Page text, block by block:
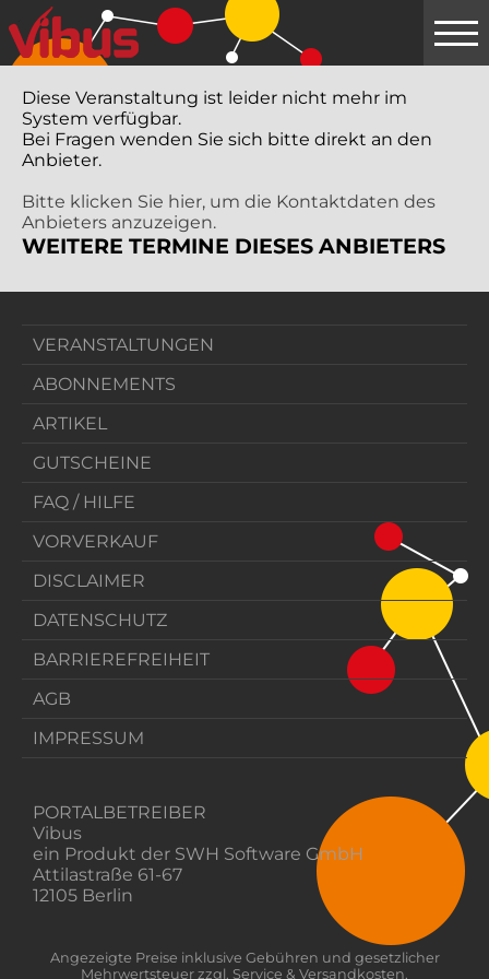
Springe
zum
Hauptinhalt
Diese Veranstaltung ist leider nicht mehr im
System verfügbar.
Bei Fragen wenden Sie sich bitte direkt an den
Anbieter.
Bitte klicken Sie hier, um die Kontaktdaten des
Anbieters anzuzeigen.
WEITERE TERMINE DIESES ANBIETERS
VERANSTALTUNGEN
ABONNEMENTS
ARTIKEL
GUTSCHEINE
FAQ / HILFE
VORVERKAUF
DISCLAIMER
DATENSCHUTZ
BARRIEREFREIHEIT
AGB
IMPRESSUM
PORTALBETREIBER
Vibus
ein Produkt der SWH Software GmbH
Attilastraße 61-67
12105 Berlin
Angezeigte Preise inklusive Gebühren und gesetzlicher
Mehrwertsteuer zzgl. Service & Versandkosten.